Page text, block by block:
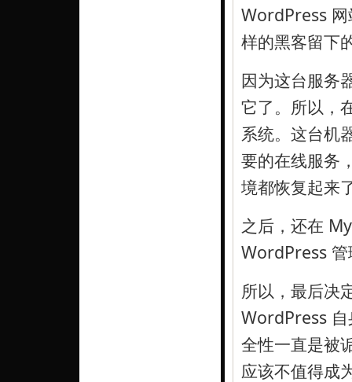
WordPress
样的黑客留下
因为这台服务
它了。所以，
系统。这台机
要的在线服务
境都恢复起来
之后，还在
WordPress
所以，最后决
WordPress 自
全性一直是被
应该不值得成